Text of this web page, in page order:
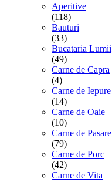
Aperitive
(118)
Bauturi
(33)
Bucataria Lumii
(49)
Carne de Capra
(4)
Carne de Iepure
(14)
Carne de Oaie
(10)
Carne de Pasare
(79)
Carne de Porc
(42)
Carne de Vita